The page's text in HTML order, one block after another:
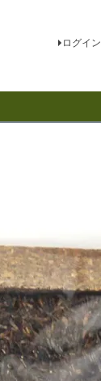
ログイン